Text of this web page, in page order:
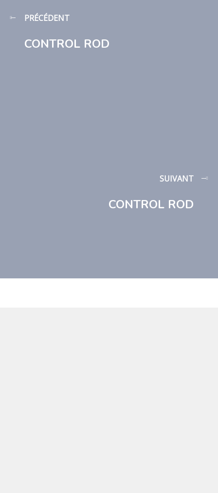
PRÉCÉDENT
CONTROL ROD
SUIVANT
CONTROL ROD